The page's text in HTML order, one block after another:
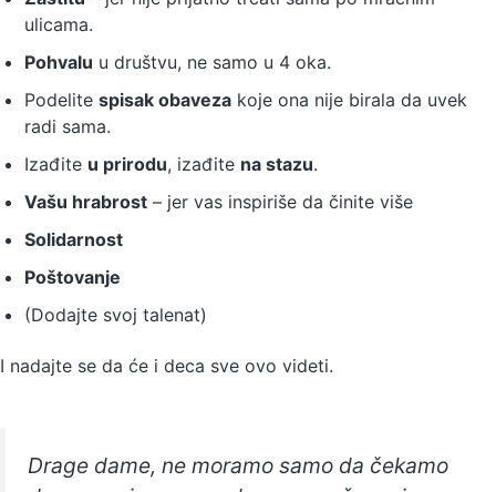
ulicama.
Pohvalu u društvu, ne samo u 4 oka.
Podelite spisak obaveza koje ona nije birala da uvek
radi sama.
Izađite u prirodu, izađite na stazu.
Vašu hrabrost – jer vas inspiriše da činite više
Solidarnost
Poštovanje
(Dodajte svoj talenat)
I nadajte se da će i deca sve ovo videti.
Drage dame, ne moramo samo da čekamo